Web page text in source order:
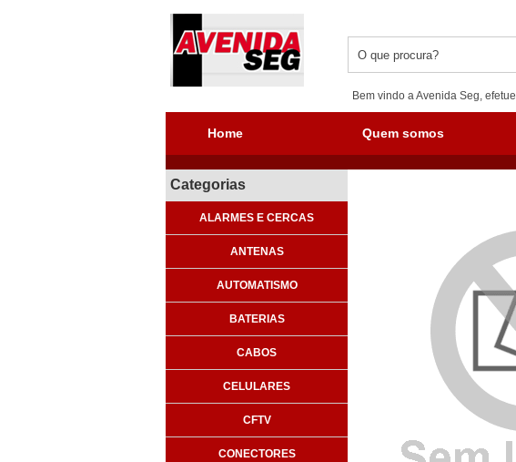
Bem vindo a Avenida Seg, efetue
Home Quem somos
Categorias
ALARMES E CERCAS
ANTENAS
AUTOMATISMO
BATERIAS
CABOS
CELULARES
CFTV
CONECTORES